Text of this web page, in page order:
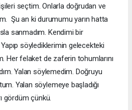
seçtim. Onlarla doğrudan ve
Şu an ki durumumu yarın hatta
sanmadım. Kendimi bir
söylediklerimin gelecekteki
Her felaket de zaferin tohumlarını
Yalan söylemedim. Doğruyu
Yalan söylemeye başladığı
gördüm çünkü.